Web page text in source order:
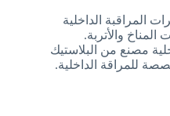
المراقبة الداخلية
والأتربة.
مصنع من البلاستيك
للمراقة الداخلية.